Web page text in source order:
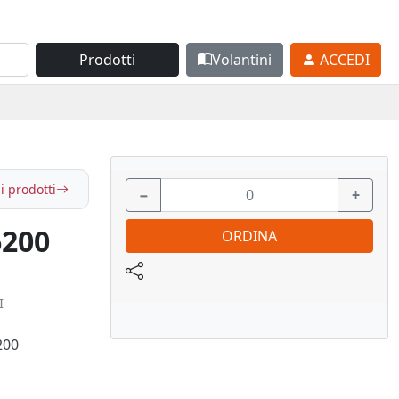
Prodotti Volantini ACCEDI
prodotti − +
ORDINA